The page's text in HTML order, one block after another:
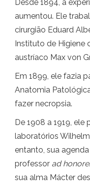
Desde 1894, a
aumentou. Ele
cirurgião Eduard
Instituto de Higiene
austríaco Max von
Em 1899, ele fazia
Anatomia
fazer necropsia.
De 1908 a 1919, ele
laboratórios
entanto, sua
professor ad
sua alma Mácter